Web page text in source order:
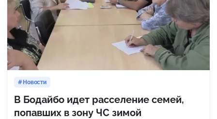
Новости
В Бодайбо идет расселение семей,
попавших в зону ЧС зимой